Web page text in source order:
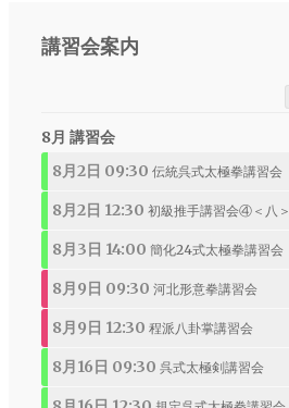
講習会案内
8月 講習会
8月2日 09:30 伝統呉式太極拳講習会
8月2日 12:30 初級推手講習会④＜八＞
8月3日 14:00 簡化24式太極拳講習会
8月9日 09:30 河北形意拳講習会
8月9日 12:30 程派八卦掌講習会
8月16日 09:30 呉式太極剣講習会